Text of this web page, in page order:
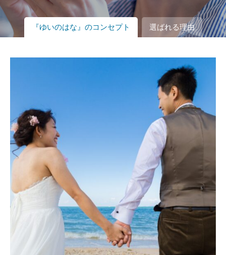
『ゆいのはな』のコンセプト 選ばれる理由